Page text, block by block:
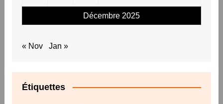
Décembre 2025
« Nov Jan »
Étiquettes